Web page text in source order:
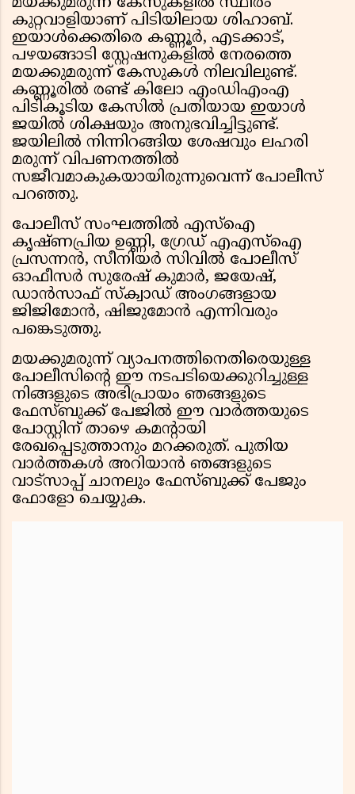
കുറ്റവാളിയാണ് പിടിയിലായ ശിഹാബ്.
ഇയാൾക്കെതിരെ കണ്ണൂർ, എടക്കാട്,
പഴയങ്ങാടി സ്റ്റേഷനുകളിൽ നേരത്തെ
മയക്കുമരുന്ന് കേസുകൾ നിലവിലുണ്ട്.
കണ്ണൂരിൽ രണ്ട് കിലോ എംഡിഎംഎ
പിടികൂടിയ കേസിൽ പ്രതിയായ ഇയാൾ
ജയിൽ ശിക്ഷയും അനുഭവിച്ചിട്ടുണ്ട്.
ജയിലിൽ നിന്നിറങ്ങിയ ശേഷവും ലഹരി
മരുന്ന് വിപണനത്തിൽ
സജീവമാകുകയായിരുന്നുവെന്ന് പോലീസ്
പറഞ്ഞു.
പോലീസ് സംഘത്തിൽ എസ്ഐ
കൃഷ്ണപ്രിയ ഉണ്ണി, ഗ്രേഡ് എഎസ്ഐ
പ്രസന്നൻ, സീനിയർ സിവിൽ പോലീസ്
ഓഫീസർ സുരേഷ് കുമാർ, ജയേഷ്,
ഡാൻസാഫ് സ്ക്വാഡ് അംഗങ്ങളായ
ജിജിമോൻ, ഷിജുമോൻ എന്നിവരും
പങ്കെടുത്തു.
മയക്കുമരുന്ന് വ്യാപനത്തിനെതിരെയുള്ള
പോലീസിൻ്റെ ഈ നടപടിയെക്കുറിച്ചുള്ള
നിങ്ങളുടെ അഭിപ്രായം ഞങ്ങളുടെ
ഫേസ്ബുക്ക് പേജിൽ ഈ വാർത്തയുടെ
പോസ്റ്റിന് താഴെ കമൻ്റായി
രേഖപ്പെടുത്താനും മറക്കരുത്. പുതിയ
വാർത്തകൾ അറിയാൻ ഞങ്ങളുടെ
വാട്സാപ്പ് ചാനലും ഫേസ്ബുക്ക് പേജും
ഫോളോ ചെയ്യുക.